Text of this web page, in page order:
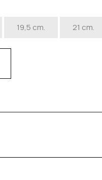
19,5 cm. 21 cm.